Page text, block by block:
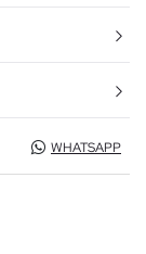
WHATSAPP